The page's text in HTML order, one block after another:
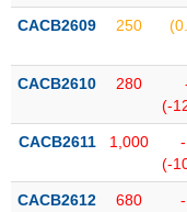
đặc
Không
ký
quỹ
Danh
mục
CACB2609 250
CACB2610 280
(-
CACB2611 1,000
(-
CACB2612 680
CỤ
ĐẦU
XUẤT